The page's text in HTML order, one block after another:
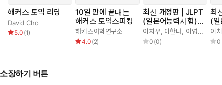
해커스 토익 리딩
David Cho
5.0 (1)
10일 만에 끝내는
해커스 토익스피킹
해커스어학연구소
4.0 (2)
최신 개정판 | JLPT
(일본어능력시험)
한권으로 끝내기 N
4
이치우, 이한나, 이영아
0 (0)
최
(일
한
2
이
0
소장하기 버튼